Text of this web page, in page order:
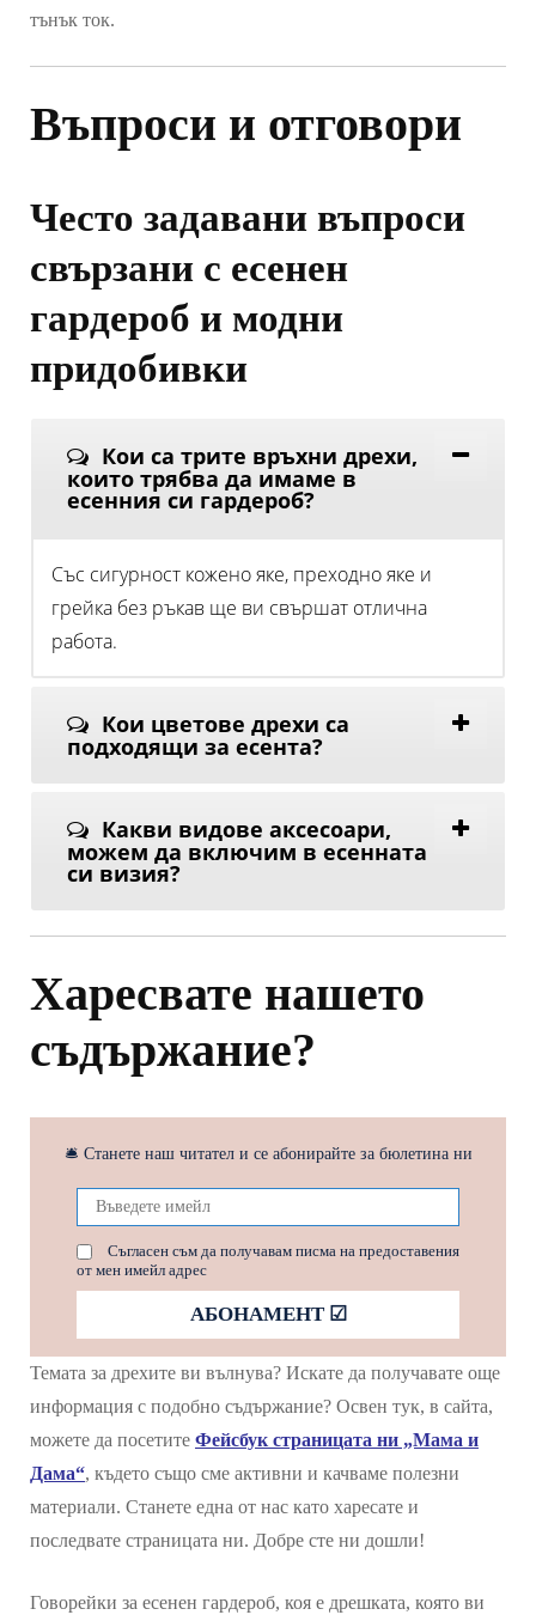
тънък ток.
Въпроси и отговори
Често задавани въпроси
свързани с есенен
гардероб и модни
придобивки
Кои са трите връхни дрехи,
които трябва да имаме в
есенния си гардероб?
Със сигурност кожено яке, преходно яке и
грейка без ръкав ще ви свършат отлична
работа.
Кои цветове дрехи са
подходящи за есента?
Какви видове аксесоари,
можем да включим в есенната
си визия?
Харесвате нашето
съдържание?
🛎 Станете наш читател и се абонирайте за бюлетина ни
Съгласен съм да получавам писма на предоставения
от мен имейл адрес
Темата за дрехите ви вълнува? Искате да получавате още
информация с подобно съдържание? Освен тук, в сайта,
можете да посетите Фейсбук страницата ни „Мама и
Дама“, където също сме активни и качваме полезни
материали. Станете една от нас като харесате и
последвате страницата ни. Добре сте ни дошли!
Говорейки за есенен гардероб, коя е дрешката, която ви